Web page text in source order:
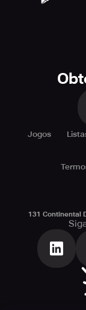
Jogos
131 Continental